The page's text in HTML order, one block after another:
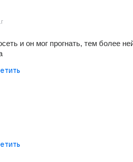
и он мог прогнать, тем более